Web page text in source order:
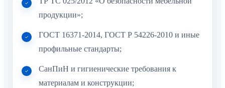
продукции»;
ГОСТ 16371-2014, ГОСТ Р 54226-2010 и иные
профильные стандарты;
СанПиН и гигиенические требования к
материалам и конструкции;